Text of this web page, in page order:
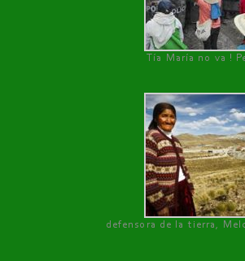
Tía María no va !
defensora de la tierra,